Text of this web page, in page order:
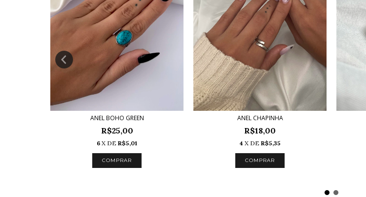
ANEL BOHO GREEN
R$25,00
6 X DE R$5,01
COMPRAR
ANEL CHAPINHA
R$18,00
4 X DE R$5,35
COMPRAR